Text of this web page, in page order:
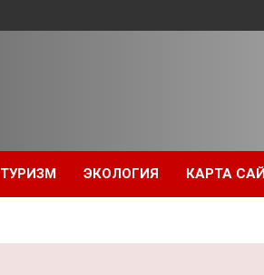
ТУРИЗМ ЭКОЛОГИЯ КАРТА